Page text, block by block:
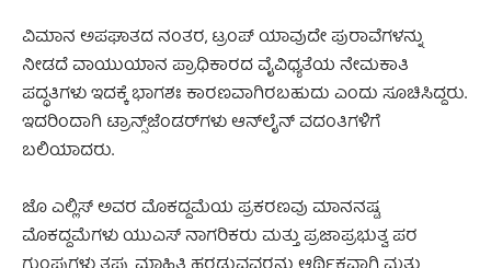
ವಿಮಾನ ಅಪಘಾತದ ನಂತರ, ಟ್ರಂಪ್ ಯಾವುದೇ ಪುರಾವೆಗಳನ್ನು
ನೀಡದೆ ವಾಯುಯಾನ ಪ್ರಾಧಿಕಾರದ ವೈವಿಧ್ಯತೆಯ ನೇಮಕಾತಿ
ಪದ್ಧತಿಗಳು ಇದಕ್ಕೆ ಭಾಗಶಃ ಕಾರಣವಾಗಿರಬಹುದು ಎಂದು ಸೂಚಿಸಿದ್ದರು.
ಇದರಿಂದಾಗಿ ಟ್ರಾನ್ಸ್‌ಜೆಂಡರ್‌ಗಳು ಆನ್‌ಲೈನ್ ವದಂತಿಗಳಿಗೆ
ಬಲಿಯಾದರು.
ಜೊ ಎಲ್ಲಿಸ್ ಅವರ ಮೊಕದ್ದಮೆಯ ಪ್ರಕರಣವು ಮಾನನಷ್ಟ
ಮೊಕದ್ದಮೆಗಳು ಯುಎಸ್ ನಾಗರಿಕರು ಮತ್ತು ಪ್ರಜಾಪ್ರಭುತ್ವ ಪರ